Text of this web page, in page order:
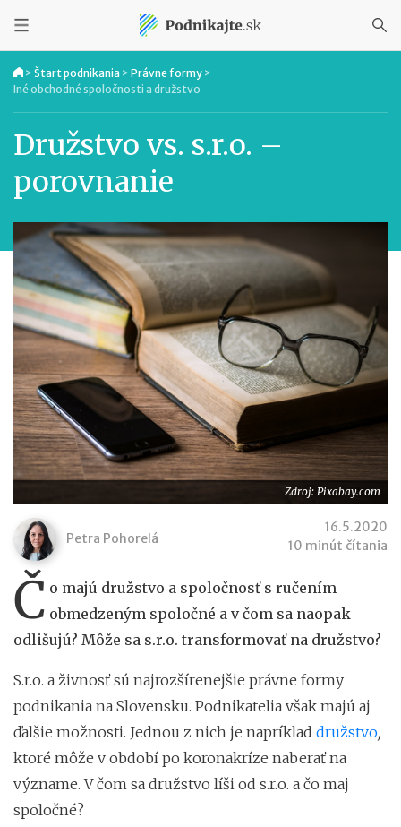
> Štart podnikania > Právne formy >
Iné obchodné spoločnosti a družstvo
Družstvo vs. s.r.o. –
porovnanie
Zdroj: Pixabay.com
Petra Pohorelá
16.5.2020
10 minút čítania
Č o majú družstvo a spoločnosť s ručením
obmedzeným spoločné a v čom sa naopak
odlišujú? Môže sa s.r.o. transformovať na družstvo?
S.r.o. a živnosť sú najrozšírenejšie právne formy
podnikania na Slovensku. Podnikatelia však majú aj
ďalšie možnosti. Jednou z nich je napríklad družstvo,
ktoré môže v období po koronakríze naberať na
význame. V čom sa družstvo líši od s.r.o. a čo maj
spoločné?